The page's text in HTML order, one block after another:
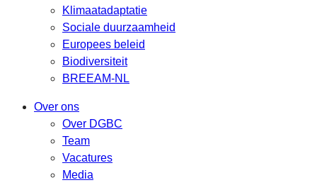
Klimaatadaptatie
Sociale duurzaamheid
Europees beleid
Biodiversiteit
BREEAM-NL
Over ons
Over DGBC
Team
Vacatures
Media